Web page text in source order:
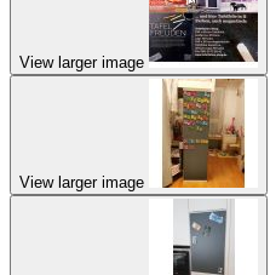
View larger image
View larger image